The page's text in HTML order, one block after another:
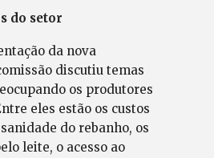
do setor
da nova
discutiu temas
os produtores
eles estão os custos
do rebanho, os
leite, o acesso ao